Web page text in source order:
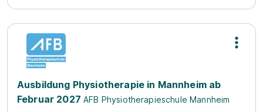
Ausbildung Physiotherapie in Mannheim ab
Februar 2027 AFB Physiotherapieschule Mannheim